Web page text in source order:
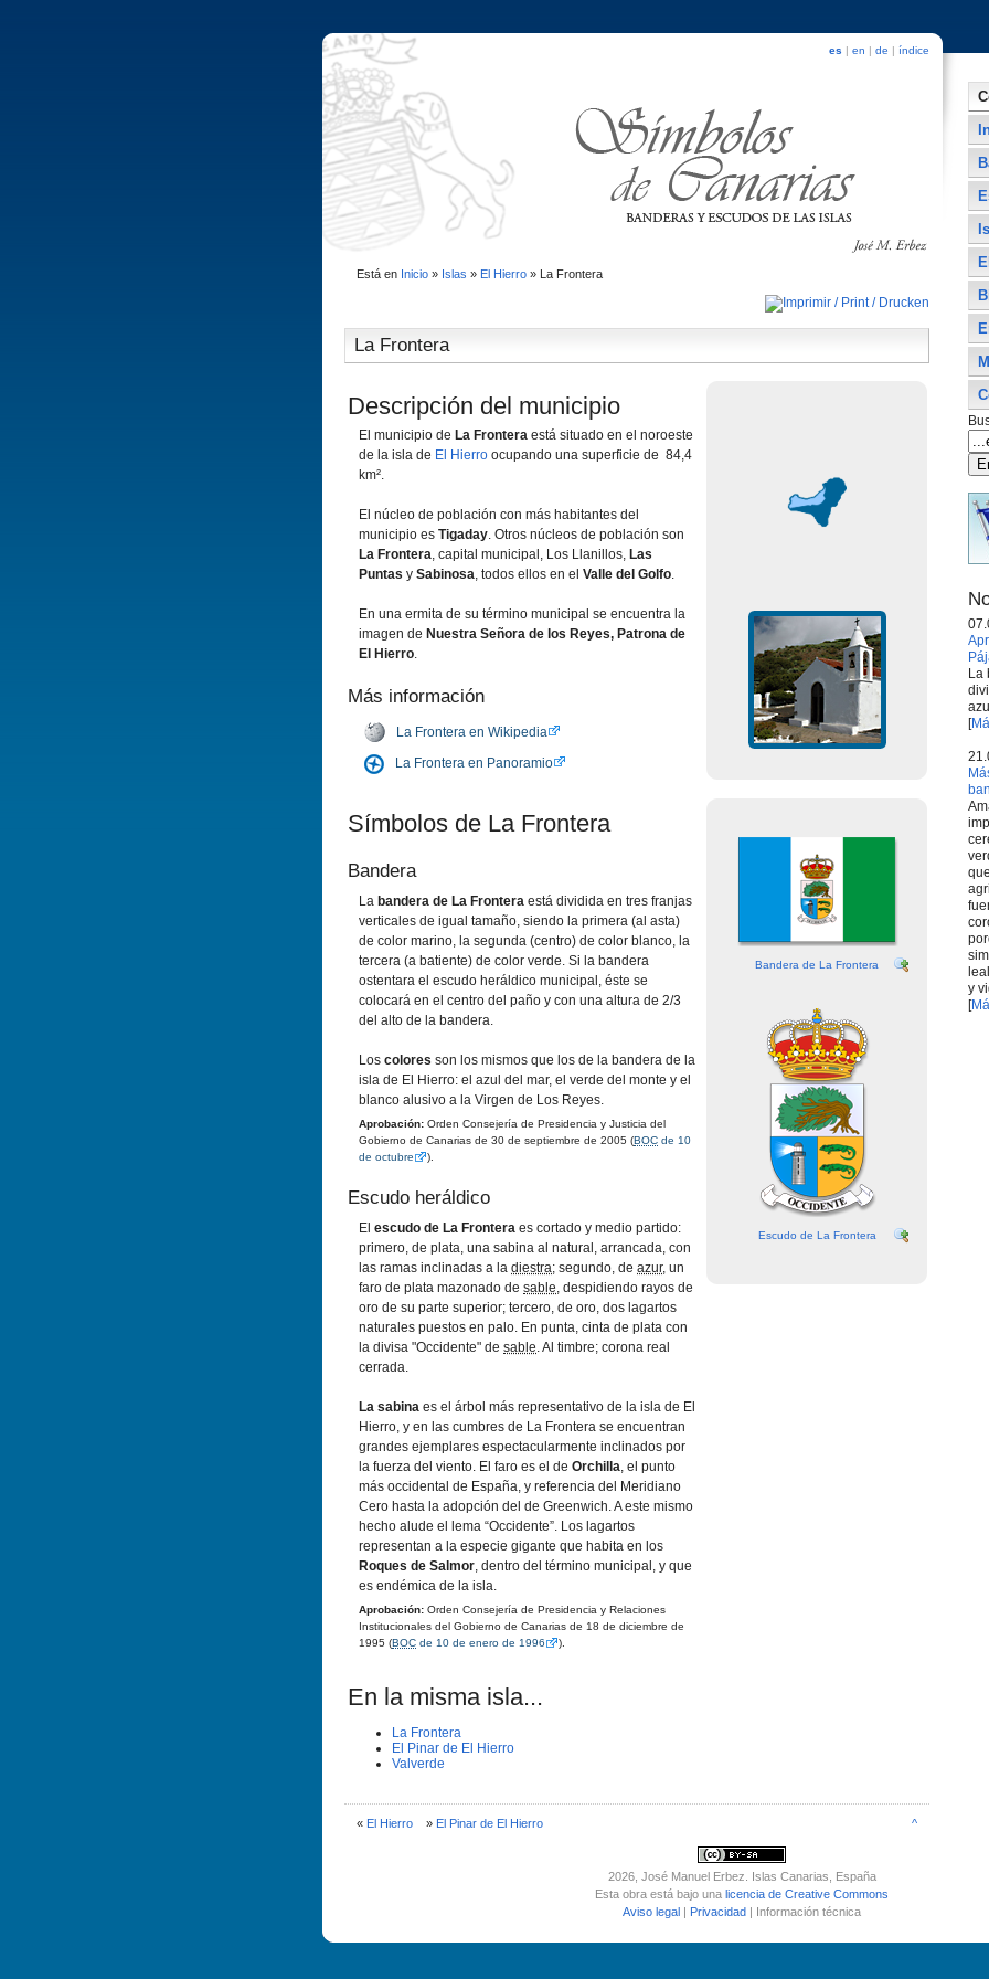
es | en | de | índice
Está en Inicio» Islas » El Hierro» La Frontera
La Frontera
Descripción del municipio
El municipio de La Frontera está situado en el noroeste
de la isla de El Hierro ocupando una superficie de 84,4
km².
El núcleo de población con más habitantes del
municipio es Tigaday. Otros núcleos de población son
La Frontera, capital municipal, Los Llanillos, Las
Puntas y Sabinosa, todos ellos en el Valle del Golfo.
En una ermita de su término municipal se encuentra la
imagen de Nuestra Señora de los Reyes, Patrona de
El Hierro.
Más información
La Frontera en Wikipedia
La Frontera en Panoramio
Símbolos de La Frontera
Bandera
La bandera de La Frontera está dividida en tres franjas
verticales de igual tamaño, siendo la primera (al asta)
de color marino, la segunda (centro) de color blanco, la
tercera (a batiente) de color verde. Si la bandera
ostentara el escudo heráldico municipal, éste se
colocará en el centro del paño y con una altura de 2/3
del alto de la bandera.
Los colores son los mismos que los de la bandera de la
isla de El Hierro: el azul del mar, el verde del monte y el
blanco alusivo a la Virgen de Los Reyes.
Aprobación: Orden Consejería de Presidencia y Justicia del
Gobierno de Canarias de 30 de septiembre de 2005 (BOC de 10
de octubre
).
Escudo heráldico
El escudo de La Frontera es cortado y medio partido:
primero, de plata, una sabina al natural, arrancada, con
las ramas inclinadas a la diestra; segundo, de azur, un
faro de plata mazonado de sable, despidiendo rayos de
oro de su parte superior; tercero, de oro, dos lagartos
naturales puestos en palo. En punta, cinta de plata con
la divisa "Occidente" de sable. Al timbre; corona real
cerrada.
La sabina es el árbol más representativo de la isla de El
Hierro, y en las cumbres de La Frontera se encuentran
grandes ejemplares espectacularmente inclinados por
la fuerza del viento. El faro es el de Orchilla, el punto
más occidental de España, y referencia del Meridiano
Cero hasta la adopción del de Greenwich. A este mismo
hecho alude el lema “Occidente”. Los lagartos
representan a la especie gigante que habita en los
Roques de Salmor, dentro del término municipal, y que
es endémica de la isla.
Aprobación: Orden Consejería de Presidencia y Relaciones
Institucionales del Gobierno de Canarias de 18 de diciembre de
1995 (BOC de 10 de enero de 1996 ).
En la misma isla...
La Frontera
El Pinar de El Hierro
Valverde
Bandera de La Frontera
Escudo de La Frontera
« El Hierro» El Pinar de El Hierro ^
La
[
y
[
2026, José Manuel Erbez. Islas Canarias, España
Esta obra está bajo una licencia de Creative Commons
Aviso legal | Privacidad | Información técnica